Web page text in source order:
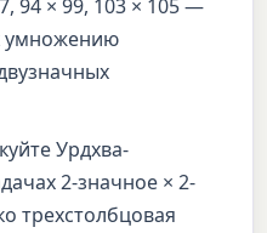
94 × 99, 103 × 105 —
умножению
Урдхва-
2-значное × 2-
трехстолбцовая